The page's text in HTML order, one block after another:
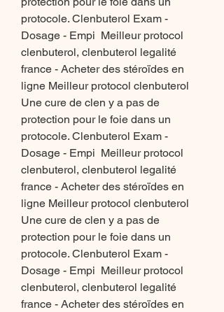
protocole. Clenbuterol Exam -
Dosage - Empi  Meilleur protocol
clenbuterol, clenbuterol legalité
france - Acheter des stéroïdes en
ligne Meilleur protocol clenbuterol
Une cure de clen y a pas de
protection pour le foie dans un
protocole. Clenbuterol Exam -
Dosage - Empi  Meilleur protocol
clenbuterol, clenbuterol legalité
france - Acheter des stéroïdes en
ligne Meilleur protocol clenbuterol
Une cure de clen y a pas de
protection pour le foie dans un
protocole. Clenbuterol Exam -
Dosage - Empi  Meilleur protocol
clenbuterol, clenbuterol legalité
france - Acheter des stéroïdes en